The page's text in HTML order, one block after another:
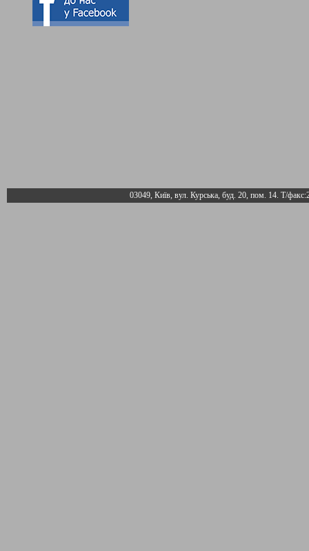
03049, Київ, вул. Курська, буд. 20, пом. 14. Т/